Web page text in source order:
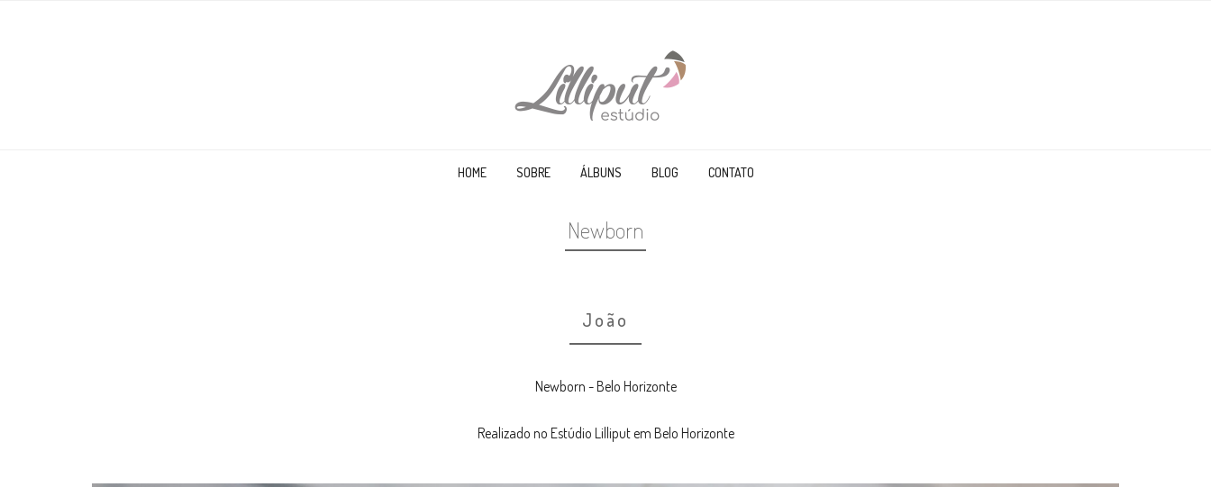
HOME SOBRE ÁLBUNS BLOG CONTATO
Newborn
João
Newborn - Belo Horizonte
Realizado no Estúdio Lilliput em Belo Horizonte